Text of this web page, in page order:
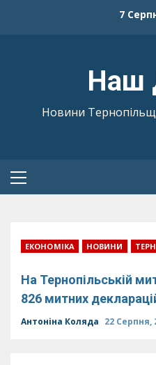
7
Наш
Новини
Primary
ЕКОНОМІКА НОВИНИ
На Тернопільській
826 митних
Антоніна Коляда 22 Серпня,